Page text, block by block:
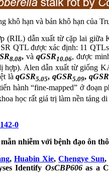
khô hạn và bán khô hạn của
(RIL) dẫn xuất từ cặp lai
QTL được xác định: 11
8.08, và qGSR10.06, được
hợp). Alen dẫn xuất từ giống
là qGSR5.05,qGSR5.09, qGSR
hành “fine-mapped” ở đoạn
học rất giá trị làm nền tảng
0
nhiễm với bệnh đạo ôn
, Huabin Xie,Chengye Sun,
Identify OsCBP606as a